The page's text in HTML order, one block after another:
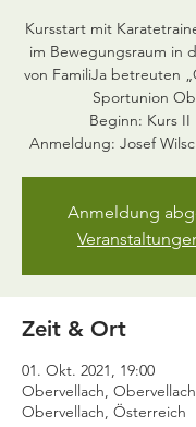
Kursstart mit
im Bewegungsraum in
von FamiliJa betreuten
Sportunion
Beginn: Kurs II
Anmeldung
Zeit & Ort
01. Okt. 2021, 19:00
Obervellach, Obervellach
Obervellach, Österreich